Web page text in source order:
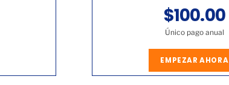
$100.00
Único pago anual
EMPEZAR AHORA